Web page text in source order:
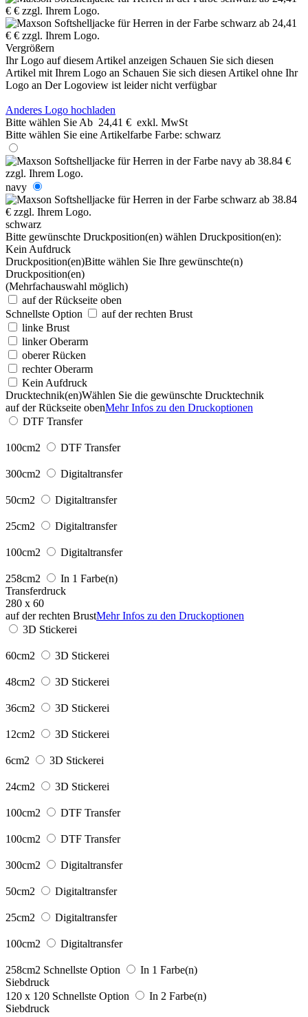
Vergrößern
Ihr Logo auf diesem Artikel anzeigen Schauen Sie sich diesen
Artikel mit Ihrem Logo an Schauen Sie sich diesen Artikel ohne Ihr
Logo an Der Logoview ist leider nicht verfügbar
Anderes Logo hochladen
Bitte wählen Sie Ab 24,41 € exkl. MwSt
Bitte wählen Sie eine Artikelfarbe Farbe: schwarz
navy
schwarz
Bitte gewünschte Druckposition(en) wählen Druckposition(en):
Kein Aufdruck
Druckposition(en)Bitte wählen Sie Ihre gewünschte(n)
Druckposition(en)
(Mehrfachauswahl möglich)
auf der Rückseite oben
Schnellste Option
auf der rechten Brust
linke Brust
linker Oberarm
oberer Rücken
rechter Oberarm
Kein Aufdruck
Drucktechnik(en)Wählen Sie die gewünschte Drucktechnik
auf der Rückseite obenMehr Infos zu den Druckoptionen
DTF Transfer
100cm2 DTF Transfer
300cm2 Digitaltransfer
50cm2 Digitaltransfer
25cm2 Digitaltransfer
100cm2 Digitaltransfer
258cm2
In 1 Farbe(n)
Transferdruck
280 x 60
auf der rechten BrustMehr Infos zu den Druckoptionen
3D Stickerei
60cm2 3D Stickerei
48cm2 3D Stickerei
36cm2 3D Stickerei
12cm2 3D Stickerei
6cm2 3D Stickerei
24cm2 3D Stickerei
100cm2 DTF Transfer
100cm2 DTF Transfer
300cm2 Digitaltransfer
50cm2 Digitaltransfer
25cm2 Digitaltransfer
100cm2 Digitaltransfer
258cm2 Schnellste Option
In 1 Farbe(n)
Siebdruck
120 x 120 Schnellste Option
In 2 Farbe(n)
Siebdruck